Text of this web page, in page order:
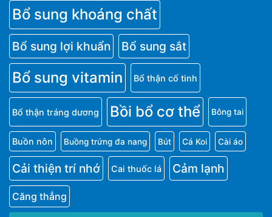
Bổ sung khoáng chất
Bổ sung lợi khuẩn Bổ sung sắt
Bổ sung vitamin Bổ thận cố tinh
Bổ thận tráng dương Bồi bổ cơ thể Bông tai
Buồn nôn Buồng trứng đa nang Bút Cá Koi Cài áo
Cải thiện trí nhớ Cai thuốc lá Cảm lạnh
Căng thẳng